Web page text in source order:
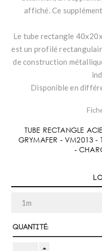
affiché. Ce
Le tube rectangle
est un profilé
de construction
Disponible en
TUBE RECTANGLE
GRYMAFER - VM2013 -
-
Quantité: